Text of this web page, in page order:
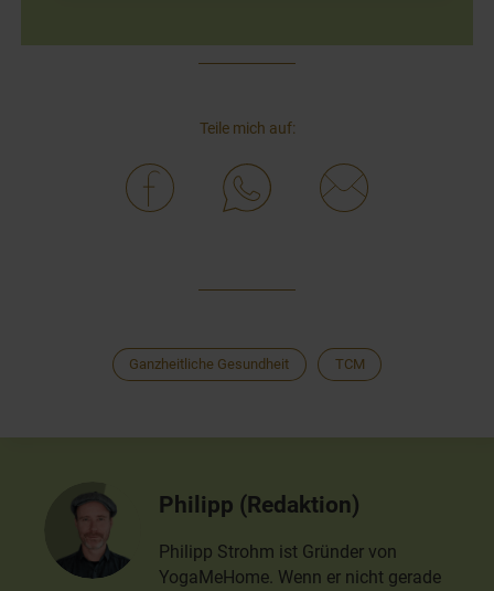
Teile mich auf:
Ganzheitliche Gesundheit TCM
Philipp (Redaktion)
Philipp Strohm ist Gründer von
YogaMeHome. Wenn er nicht gerade